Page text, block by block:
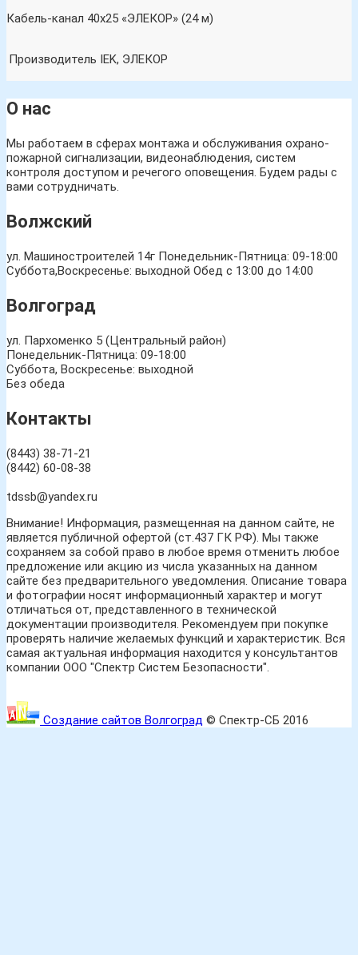
Кабель-канал 40х25 «ЭЛЕКОР» (24 м)
Производитель IEK, ЭЛЕКОР
О нас
Мы работаем в сферах монтажа и обслуживания охрано-
пожарной сигнализации, видеонаблюдения, систем
контроля доступом и речегого оповещения. Будем рады с
вами сотрудничать.
Волжский
ул. Машиностроителей 14г Понедельник-Пятница: 09-18:00
Суббота,Воскресенье: выходной Обед с 13:00 до 14:00
Волгоград
ул. Пархоменко 5 (Центральный район)
Понедельник-Пятница: 09-18:00
Суббота, Воскресенье: выходной
Без обеда
Контакты
(8443) 38-71-21
(8442) 60-08-38
tdssb@yandex.ru
Внимание! Информация, размещенная на данном сайте, не
является публичной офертой (ст.437 ГК РФ). Мы также
сохраняем за собой право в любое время отменить любое
предложение или акцию из числа указанных на данном
сайте без предварительного уведомления. Описание товара
и фотографии носят информационный характер и могут
отличаться от, представленного в технической
документации производителя. Рекомендуем при покупке
проверять наличие желаемых функций и характеристик. Вся
самая актуальная информация находится у консультантов
компании ООО "Спектр Систем Безопасности".
Создание сайтов Волгоград © Спектр-СБ 2016